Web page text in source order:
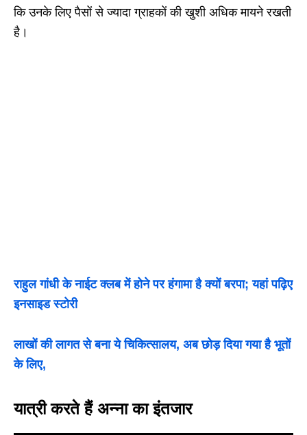
कि उनके लिए पैसों से ज्यादा ग्राहकों की खुशी अधिक मायने रखती
है।
राहुल गांधी के नाईट क्लब में होने पर हंगामा है क्यों बरपा; यहां पढ़िए
इनसाइड स्टोरी
लाखों की लागत से बना ये चिकित्सालय, अब छोड़ दिया गया है भूतों
के लिए,
यात्री करते हैं अन्ना का इंतजार